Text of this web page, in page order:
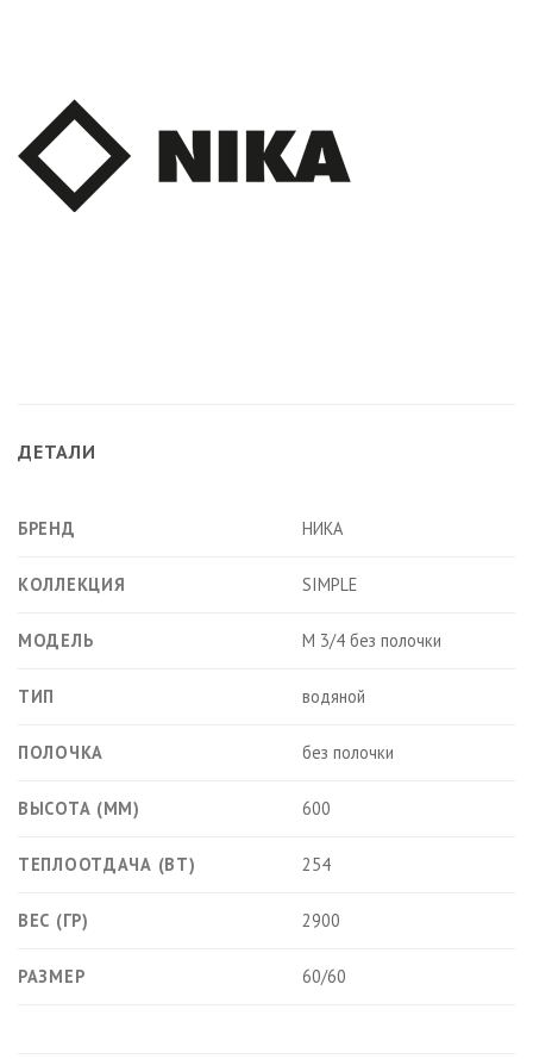
ДЕТАЛИ
БРЕНД НИКА
КОЛЛЕКЦИЯ SIMPLE
МОДЕЛЬ М 3/4 без полочки
ТИП водяной
ПОЛОЧКА без полочки
ВЫСОТА (ММ) 600
ТЕПЛООТДАЧА (ВТ) 254
ВЕС (ГР) 2900
РАЗМЕР 60/60